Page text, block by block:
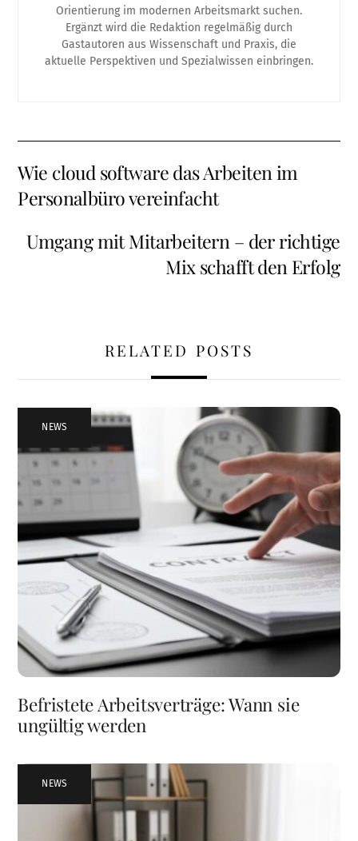
Orientierung im modernen Arbeitsmarkt suchen.
Ergänzt wird die Redaktion regelmäßig durch
Gastautoren aus Wissenschaft und Praxis, die
aktuelle Perspektiven und Spezialwissen einbringen.
Wie cloud software das Arbeiten im
Personalbüro vereinfacht
Umgang mit Mitarbeitern – der richtige
Mix schafft den Erfolg
RELATED POSTS
NEWS
Befristete Arbeitsverträge: Wann sie
ungültig werden
NEWS